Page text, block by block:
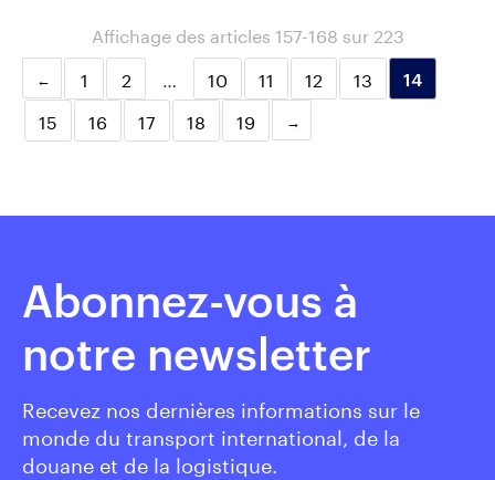
Affichage des articles 157-168 sur 223
1
2 … 10 11 12 13 14
15 16 17 18 19
Abonnez-vous à
notre newsletter
Recevez nos dernières informations sur le
monde du transport international, de la
douane et de la logistique.